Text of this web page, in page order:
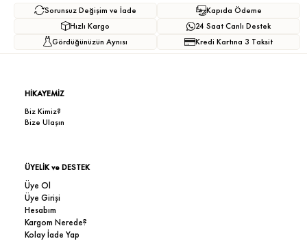
Sorunsuz Değişim ve İade
Hızlı Kargo
Gördüğünüzün Aynısı
Kapıda Ödeme
24 Saat Canlı Destek
Kredi Kartına 3 Taksit
HİKAYEMİZ
Biz Kimiz?
Bize Ulaşın
ÜYELİK ve DESTEK
Üye Ol
Üye Girişi
Hesabım
Kargom Nerede?
Kolay İade Yap